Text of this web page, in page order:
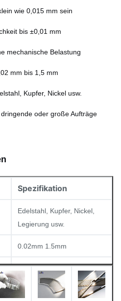
wie 0,015 mm sein
bis ±0,01 mm
mechanische Belastung
mm bis 1,5 mm
Kupfer, Nickel usw.
oder große Aufträge
Spezifikation
Edelstahl, Kupfer, Nickel,
Legierung usw.
0.02mm 1.5mm
0.03 mm
0.015 mm